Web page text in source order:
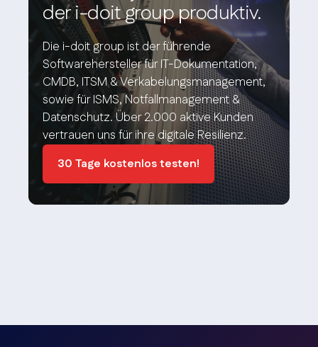
der i-doit group produktiv.
Die i-doit group ist der führende
Softwarehersteller für IT-Dokumentation,
CMDB, ITSM & Verkabelungsmanagement,
sowie für ISMS, Notfallmanagement &
Datenschutz. Über 2.000 aktive Kunden
vertrauen uns für ihre digitale Resilienz.
30 Tage kostenlos testen!